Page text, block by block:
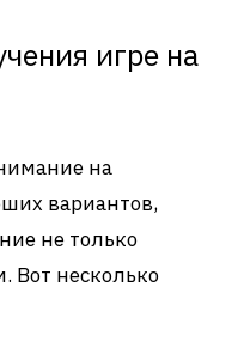
игре на
на
вариантов,
не только
Вот несколько